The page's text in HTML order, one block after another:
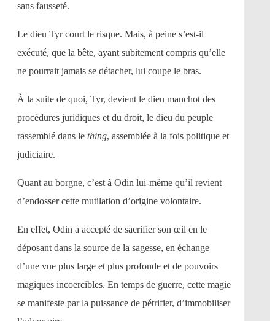
sans fausseté.
Le dieu Tyr court le risque. Mais, à peine s’est-il
exécuté, que la bête, ayant subitement compris qu’elle
ne pourrait jamais se détacher, lui coupe le bras.
À la suite de quoi, Tyr, devient le dieu manchot des
procédures juridiques et du droit, le dieu du peuple
rassemblé dans le thing, assemblée à la fois politique et
judiciaire.
Quant au borgne, c’est à Odin lui-même qu’il revient
d’endosser cette mutilation d’origine volontaire.
En effet, Odin a accepté de sacrifier son œil en le
déposant dans la source de la sagesse, en échange
d’une vue plus large et plus profonde et de pouvoirs
magiques incoercibles. En temps de guerre, cette magie
se manifeste par la puissance de pétrifier, d’immobiliser